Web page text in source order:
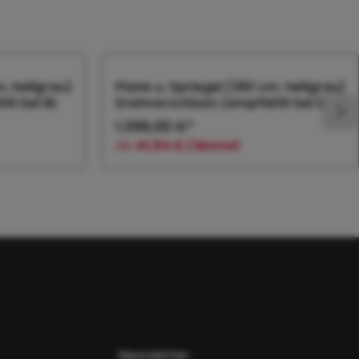
hellgrau)
bei Bl.
Plane u. Spriegel (180 cm, hellgrau)
Drehverschluss (empfiehlt bei Bl.
1.398,00 €*
ab 41,94 € / Monat